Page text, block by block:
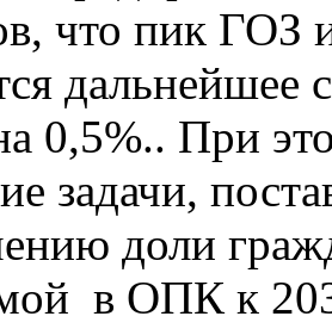
что пик ГОЗ
дальнейшее
0,5%.. При
задачи,
доли
в ОПК к